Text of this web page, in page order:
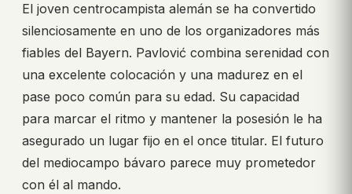
El joven centrocampista alemán se ha convertido
silenciosamente en uno de los organizadores más
fiables del Bayern. Pavlović combina serenidad con
una excelente colocación y una madurez en el
pase poco común para su edad. Su capacidad
para marcar el ritmo y mantener la posesión le ha
asegurado un lugar fijo en el once titular. El futuro
del mediocampo bávaro parece muy prometedor
con él al mando.